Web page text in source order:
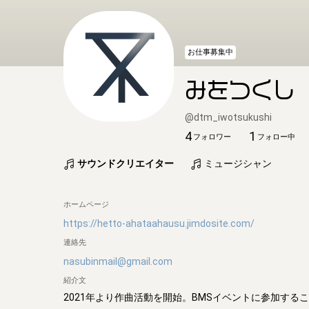
お仕事募集中
みをつくし
@dtm_iwotsukushi
4 フォロワー 1 フォロー中
サウンドクリエイター ミュージシャン
ホームページ
https://hetto-ahataahausu.jimdosite.com/
連絡先
nasubinmail@gmail.com
紹介文
2021年より作曲活動を開始。BMSイベントに参加する